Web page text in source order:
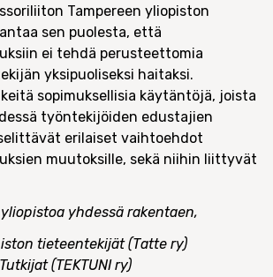
Tampereen yliopiston
sen puolesta, että
ei tehdä perusteettomia
yksipuoliseksi haitaksi.
sopimuksellisia käytäntöjä, joista
työntekijöiden edustajien
erilaiset vaihtoehdot
muutoksille, sekä niihin liittyvät
yhdessä rakentaen,
tieteentekijät (Tatte ry)
(TEKTUNI ry)